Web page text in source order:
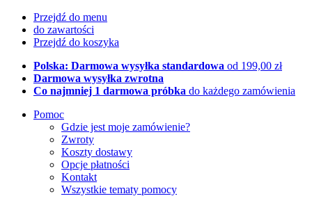
Przejdź do menu
do zawartości
Przejdź do koszyka
Polska: Darmowa wysyłka standardowa od 199,00 zł
Darmowa wysyłka zwrotna
Co najmniej 1 darmowa próbka do każdego zamówienia
Pomoc
Gdzie jest moje zamówienie?
Zwroty
Koszty dostawy
Opcje płatności
Kontakt
Wszystkie tematy pomocy